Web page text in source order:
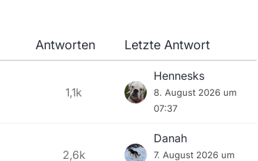
Antworten Letzte Antwort
1,1k
Hennesks
8. August 2026 um
07:37
2,6k
Danah
7. August 2026 um